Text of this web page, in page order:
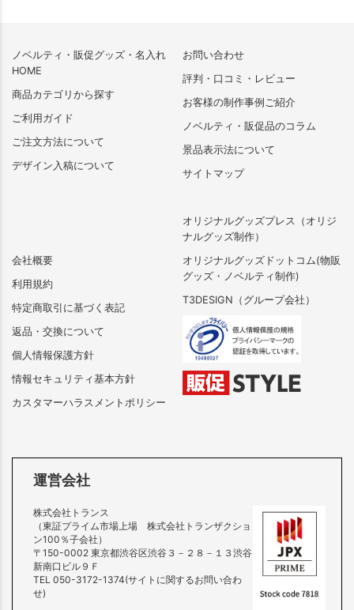
ノベルティ・販促グッズ・名入れ
HOME
商品カテゴリから探す
ご利用ガイド
ご注文方法について
デザイン入稿について
会社概要
利用規約
特定商取引に基づく表記
返品・交換について
個人情報保護方針
情報セキュリティ基本方針
カスタマーハラスメントポリシー
お問い合わせ
評判・口コミ・レビュー
お客様の制作事例ご紹介
ノベルティ・販促品のコラム
景品表示法について
サイトマップ
オリジナルグッズプレス（オリジ
ナルグッズ制作）
オリジナルグッズドットコム(物販
グッズ・ノベルティ制作)
T3DESIGN（グループ会社）
運営会社
株式会社トランス
（東証プライム市場上場 株式会社トランザクショ
ン100％子会社）
〒150-0002 東京都渋谷区渋谷３－２８－１３渋谷
新南口ビル９Ｆ
TEL 050-3172-1374(サイトに関するお問い合わ
せ)